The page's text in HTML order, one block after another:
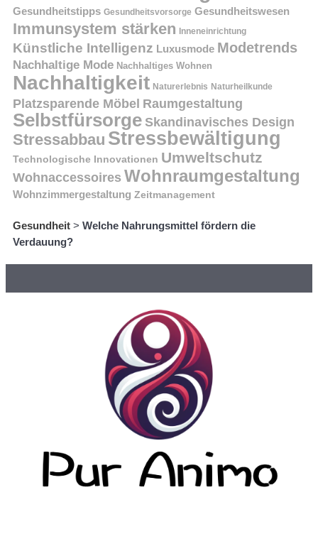
Gesundheitstipps Gesundheitsvorsorge Gesundheitswesen
Immunsystem stärken Inneneinrichtung
Künstliche Intelligenz Luxusmode Modetrends
Nachhaltige Mode Nachhaltiges Wohnen
Nachhaltigkeit Naturerlebnis Naturheilkunde
Platzsparende Möbel Raumgestaltung
Selbstfürsorge Skandinavisches Design
Stressabbau Stressbewältigung
Technologische Innovationen Umweltschutz
Wohnaccessoires Wohnraumgestaltung
Wohnzimmergestaltung Zeitmanagement
Gesundheit > Welche Nahrungsmittel fördern die
Verdauung?